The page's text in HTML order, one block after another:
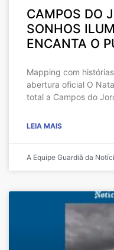
CAMPOS DO
SONHOS
ENCANTA O
Mapping com
abertura oficial O
total a Campos do
LEIA MAIS
A Equipe Guardiã da